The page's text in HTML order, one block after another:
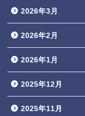
2026年3月
2026年2月
2026年1月
2025年12月
2025年11月